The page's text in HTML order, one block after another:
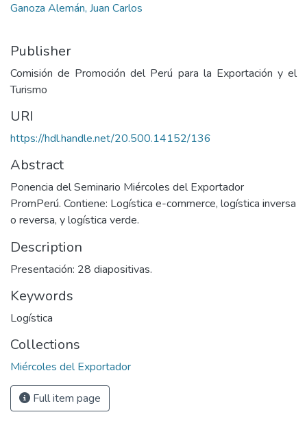
Ganoza Alemán, Juan Carlos
Publisher
Comisión de Promoción del Perú para la Exportación y el
Turismo
URI
https://hdl.handle.net/20.500.14152/136
Abstract
Ponencia del Seminario Miércoles del Exportador
PromPerú. Contiene: Logística e-commerce, logística inversa
o reversa, y logística verde.
Description
Presentación: 28 diapositivas.
Keywords
Logística
Collections
Miércoles del Exportador
Full item page